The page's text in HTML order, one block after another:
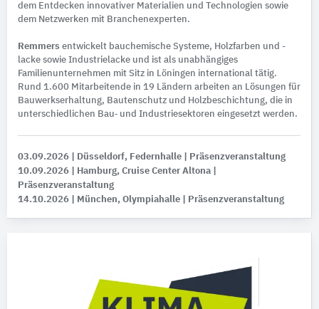
dem Entdecken innovativer Materialien und Technologien sowie
dem Netzwerken mit Branchenexperten.
Remmers entwickelt bauchemische Systeme, Holzfarben und -
lacke sowie Industrielacke und ist als unabhängiges
Familienunternehmen mit Sitz in Löningen international tätig.
Rund 1.600 Mitarbeitende in 19 Ländern arbeiten an Lösungen für
Bauwerkserhaltung, Bautenschutz und Holzbeschichtung, die in
unterschiedlichen Bau‑ und Industriesektoren eingesetzt werden.
03.09.2026 | Düsseldorf, Federnhalle
| Präsenzveranstaltung
10.09.2026
| Hamburg, Cruise Center Altona
Präsenzveranstaltung
14.10.2026
| München, Olympiahalle | Präsenzveranstaltung